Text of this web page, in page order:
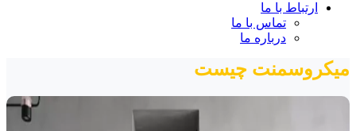
ارتباط با ما
تماس با ما
درباره ما
میکروسمنت چیست